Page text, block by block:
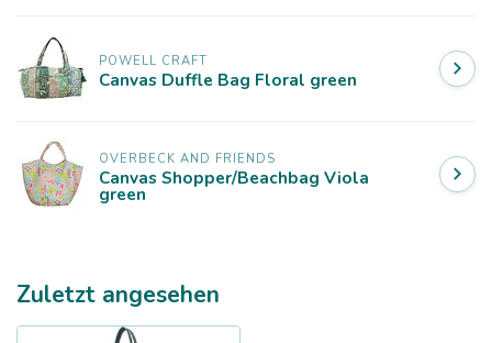
POWELL CRAFT
Canvas Duffle Bag Floral green
OVERBECK AND FRIENDS
Canvas Shopper/Beachbag Viola
green
Zuletzt angesehen